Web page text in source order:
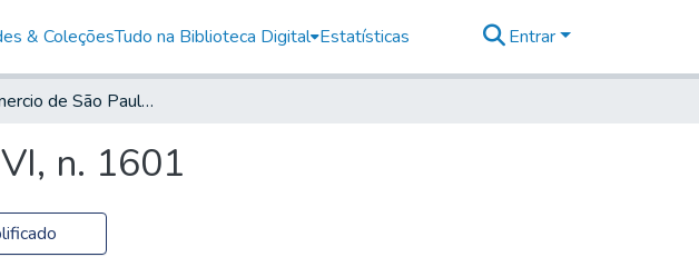
& ColeçõesTudo na Biblioteca Digital Estatísticas Entrar
O Commercio de São Paulo, 1898, Ano VI, n. 1601
n. 1601